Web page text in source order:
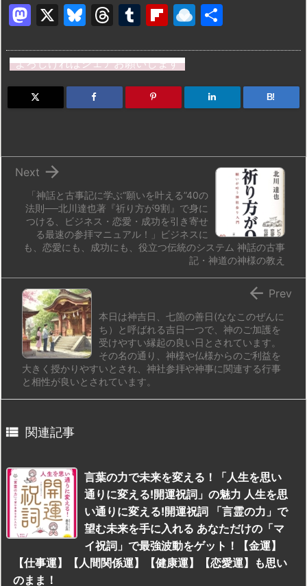
M
st
o
d
X
Bl
e
s
k
T
e
a
d
T
m
bl
r
Fl
b
o
ar
R
n
dr
o
よろしければシェアお願いします
B!
「神話と古事記に学ぶ“願いを叶える”40の
法則──北川達也著『祈り方が9割』で身に
つける、ビジネス・恋愛・成功を引き寄せ
る最速の参拝マニュアル！」ビジネスに
も、恋愛にも、成功にも、役立つ伝統のシステム 神話の古事
記・神道の神様の教え

Next
本日は神吉日、七箇の善日(ななこのぜんに
ち）と呼ばれる吉日一つで、神のご加護を
受けやすい縁起の良い日とされています。
その名の通り、神様や仏様からのご利益を
大きく授かりやすいとされ、神社参拝や神事に関連する行事
と相性が良いとされています。
 Prev
 関連記事
言葉の力で未来を変える！「人生を思い
通りに変える!開運祝詞」の魅力 人生を思
い通りに変える!開運祝詞 「言霊の力」で
望む未来を手に入れる あなただけの「マ
イ祝詞」で最強波動をゲット！【金運】
【仕事運】【人間関係運】【健康運】【恋愛運】も思い
のまま！